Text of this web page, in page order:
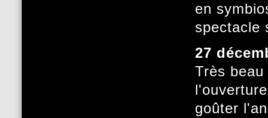
en
spectacle
27
Très
goûter